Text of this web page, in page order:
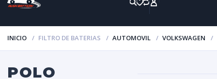
INICIO FILTRO DE BATERIAS AUTOMOVIL VOLKSWAGEN
POLO